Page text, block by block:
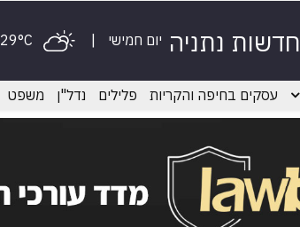
יום חמישי חדשות נתניה
עסקים בחיפה והקריות פלילים נדל"ן משפט